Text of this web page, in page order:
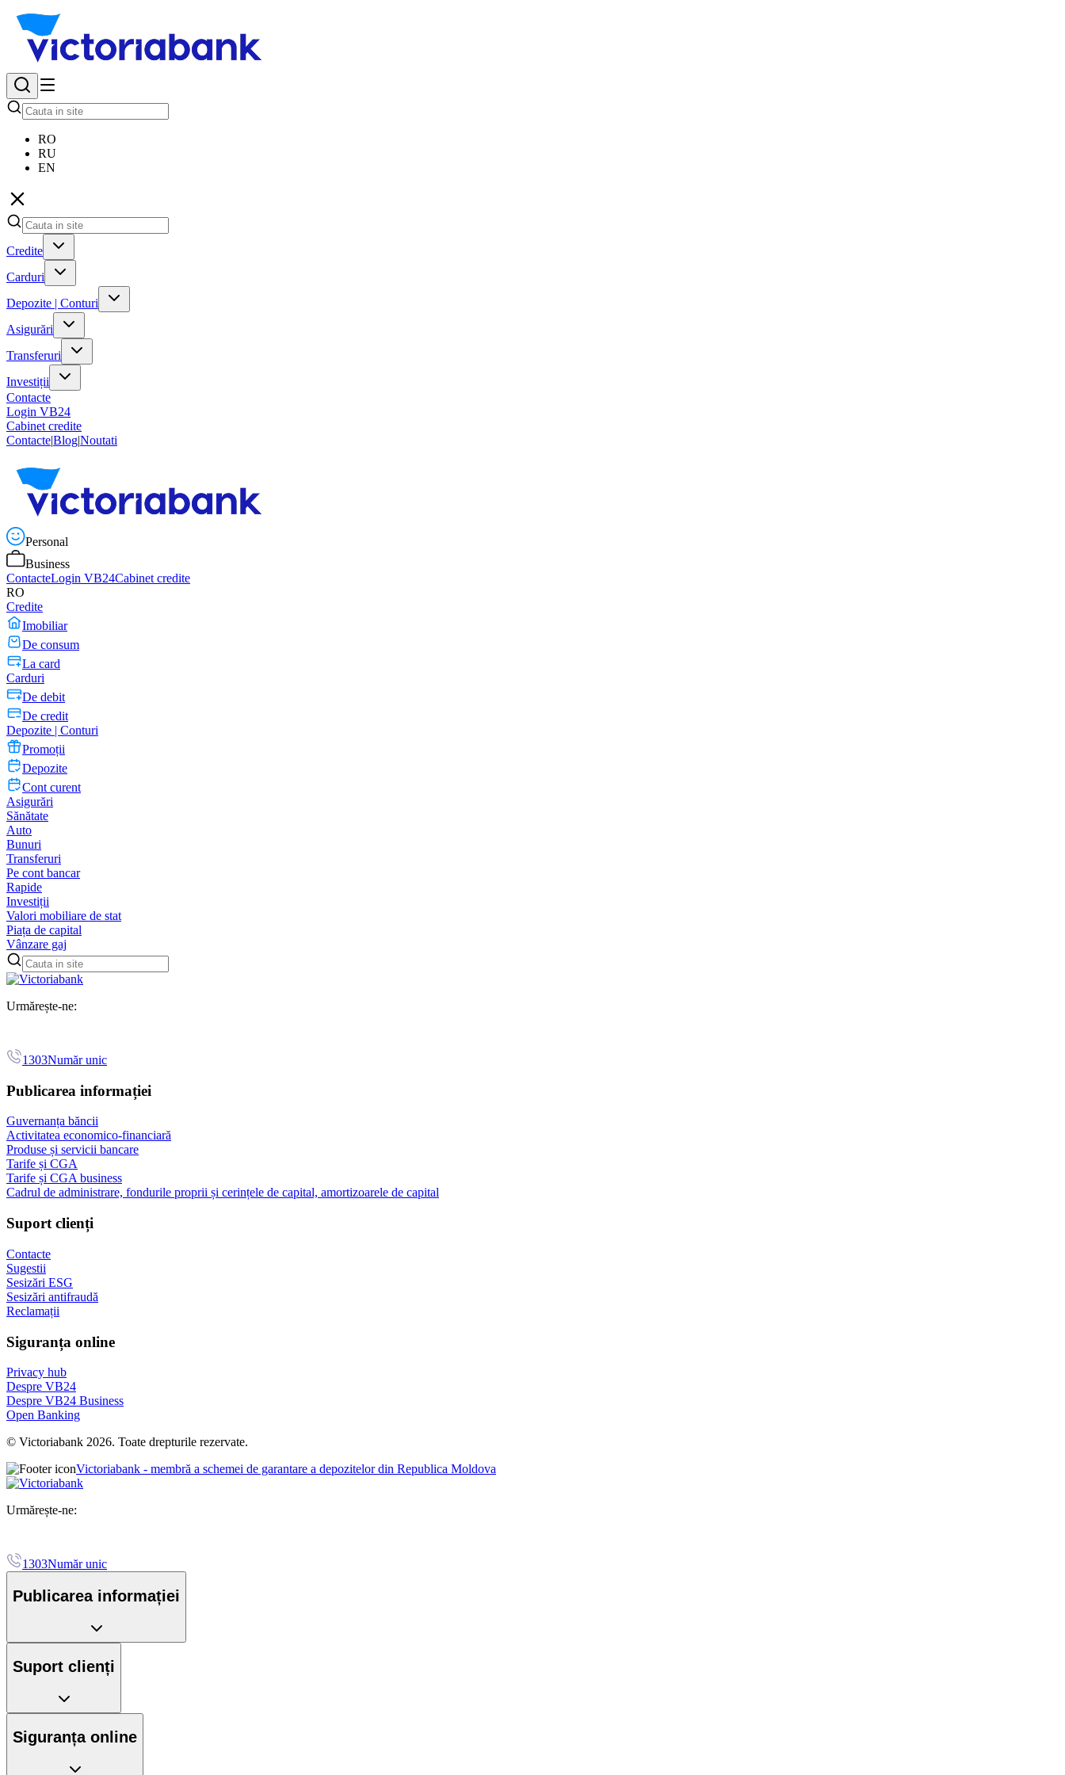
RO
RU
EN
Credite
Carduri
Depozite | Conturi
Asigurări
Transferuri
Investiții
Contacte
Login VB24
Cabinet credite
Contacte|Blog|Noutati
Personal
Business
ContacteLogin VB24Cabinet credite
RO
Credite
Imobiliar
De consum
La card
Carduri
De debit
De credit
Depozite | Conturi
Promoții
Depozite
Cont curent
Asigurări
Sănătate
Auto
Bunuri
Transferuri
Pe cont bancar
Rapide
Investiții
Valori mobiliare de stat
Piața de capital
Vânzare gaj
Urmărește-ne:
1303Număr unic
Publicarea informației
Guvernanța băncii
Activitatea economico-financiară
Produse și servicii bancare
Tarife și CGA
Tarife și CGA business
Cadrul de administrare, fondurile proprii și cerințele de capital, amortizoarele de capital
Suport clienți
Contacte
Sugestii
Sesizări ESG
Sesizări antifraudă
Reclamații
Siguranța online
Privacy hub
Despre VB24
Despre VB24 Business
Open Banking
© Victoriabank 2026. Toate drepturile rezervate.
Victoriabank - membră a schemei de garantare a depozitelor din Republica Moldova
Urmărește-ne:
1303Număr unic
Publicarea informației
Suport clienți
Siguranța online